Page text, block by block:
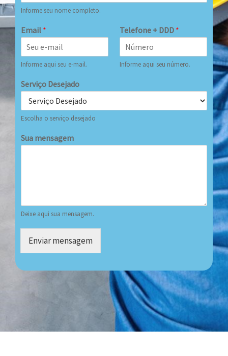
Informe seu nome completo.
Email *
Informe aqui seu e-mail.
Telefone + DDD *
Informe aqui seu número.
Serviço Desejado
Escolha o serviço desejado
Sua mensagem
Deixe aqui sua mensagem.
Enviar mensagem